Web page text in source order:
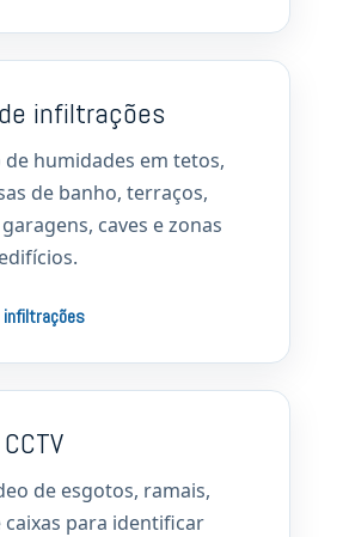
infiltrações
humidades em tetos,
de banho, terraços,
caves e zonas
infiltrações
de esgotos, ramais,
caixas para identificar